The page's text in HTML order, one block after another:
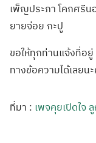
เพ็ญประภา โคกศรีน
ยายจ่อย กะปู
ขอให้ทุกท่านแจ้งที่อยู่
ทางข้อความได้เลยน
ที่มา : เพจคุยเปิดใจ